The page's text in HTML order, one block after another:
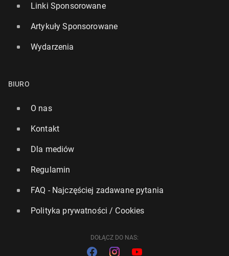
Linki Sponsorowane
Artykuły Sponsorowane
Wydarzenia
BIURO
O nas
Kontakt
Dla mediów
Regulamin
FAQ - Najczęściej zadawane pytania
Polityka prywatności / Cookies
DOŁĄCZ DO NAS: